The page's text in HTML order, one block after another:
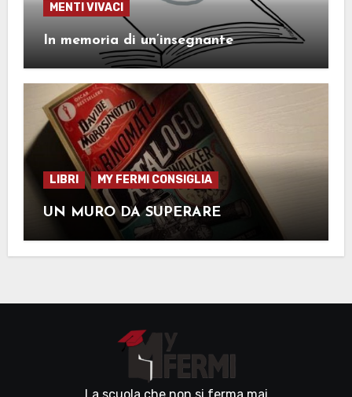
MENTI VIVACI
In memoria di un’insegnante
LIBRI MY FERMI CONSIGLIA
UN MURO DA SUPERARE